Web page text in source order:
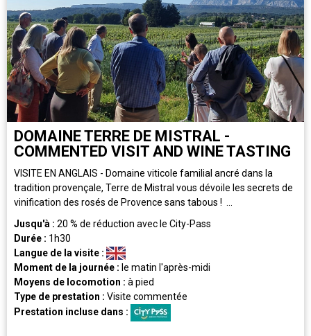
DOMAINE TERRE DE MISTRAL -
COMMENTED VISIT AND WINE TASTING
VISITE EN ANGLAIS - Domaine viticole familial ancré dans la
tradition provençale, Terre de Mistral vous dévoile les secrets de
vinification des rosés de Provence sans tabous ! ...
Jusqu'à : 20 % de réduction avec le City-Pass
Durée : 1h30
Langue de la visite :
Moment de la journée : le matin l'après-midi
Moyens de locomotion : à pied
Type de prestation : Visite commentée
Prestation incluse dans :